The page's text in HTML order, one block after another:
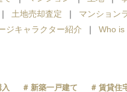
土地売却査定 マンション
ジキャラクター紹介 Who is
新築一戸建て 賃貸住